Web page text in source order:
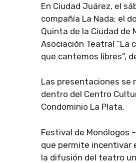
En Ciudad Juárez, el
compañía La Nada; el
Quinta de la Ciudad de
Asociación Teatral “La
que cantemos libres”,
Las presentaciones se
dentro del Centro
Condominio La Plata.
Festival de Monólogos
que permite incentivar
la difusión del teatro